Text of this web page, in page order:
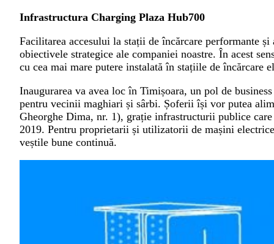
Infrastructura Charging Plaza Hub700
Facilitarea accesului la stații de încărcare performante
obiectivele strategice ale companiei noastre. În acest
cu cea mai mare putere instalată în stațiile de încărcare
Inaugurarea va avea loc în Timișoara, un pol de
pentru vecinii maghiari și sârbi. Șoferii își vor putea
Gheorghe Dima, nr. 1), grație infrastructurii publice
2019. Pentru proprietarii și utilizatorii de mașini
veștile bune continuă.